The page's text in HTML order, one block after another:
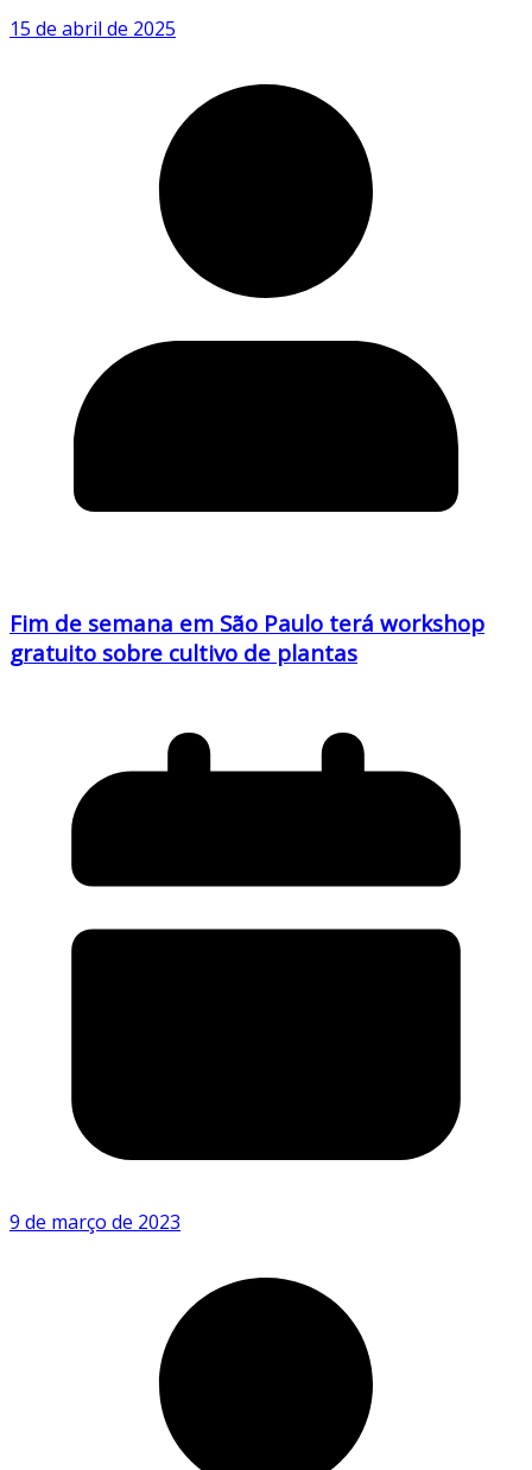
15 de abril de 2025
Fim de semana em São Paulo terá workshop
gratuito sobre cultivo de plantas
9 de março de 2023